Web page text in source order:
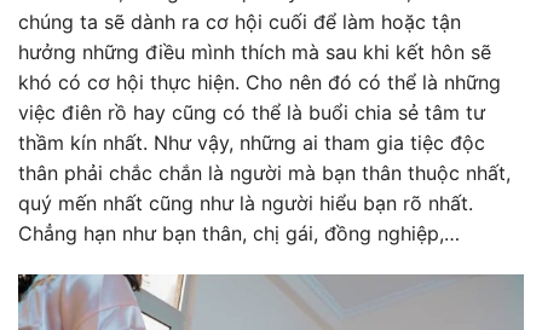
chúng ta sẽ dành ra cơ hội cuối để làm hoặc tận
hưởng những điều mình thích mà sau khi kết hôn sẽ
khó có cơ hội thực hiện. Cho nên đó có thể là những
việc điên rồ hay cũng có thể là buổi chia sẻ tâm tư
thầm kín nhất. Như vậy, những ai tham gia tiệc độc
thân phải chắc chắn là người mà bạn thân thuộc nhất,
quý mến nhất cũng như là người hiểu bạn rõ nhất.
Chẳng hạn như bạn thân, chị gái, đồng nghiệp,…